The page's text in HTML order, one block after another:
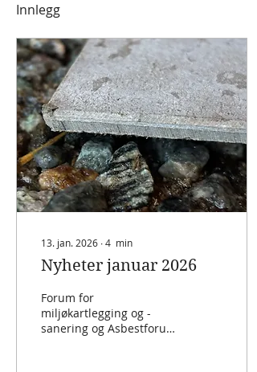
Innlegg
13. jan. 2026 ∙4 min
Nyheter januar 2026
Forum for
miljøkartlegging og -
sanering og Asbestforum